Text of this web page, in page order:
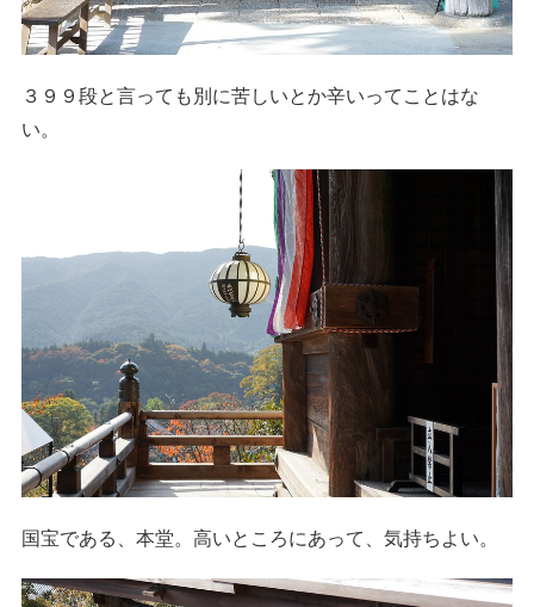
３９９段と言っても別に苦しいとか辛いってことはな
い。
国宝である、本堂。高いところにあって、気持ちよい。